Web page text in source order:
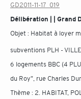
GD2011-11-17_019
Délibération | | Grand
Objet : Habitat à loyer
subventions PLH -
6 logements BBC (4
du Roy", rue Charles
Thème : 2. HABITAT,